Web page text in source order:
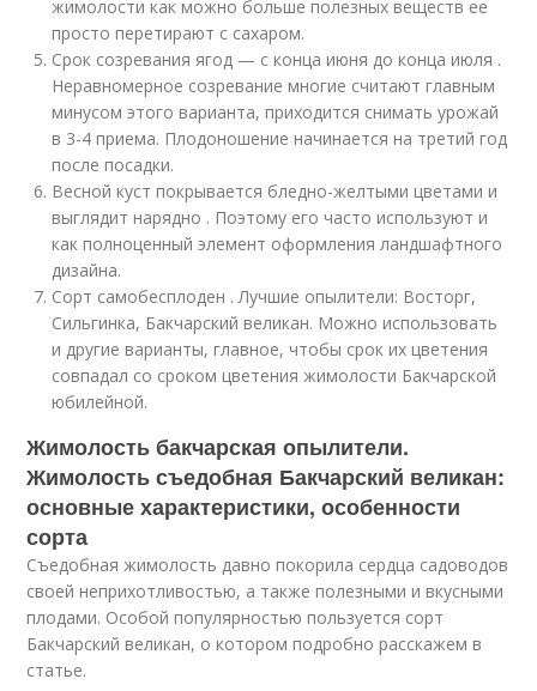
жимолости как можно больше полезных веществ ее
просто перетирают с сахаром.
Срок созревания ягод — с конца июня до конца июля .
Неравномерное созревание многие считают главным
минусом этого варианта, приходится снимать урожай
в 3-4 приема. Плодоношение начинается на третий год
после посадки.
Весной куст покрывается бледно-желтыми цветами и
выглядит нарядно . Поэтому его часто используют и
как полноценный элемент оформления ландшафтного
дизайна.
Сорт самобесплоден . Лучшие опылители: Восторг,
Сильгинка, Бакчарский великан. Можно использовать
и другие варианты, главное, чтобы срок их цветения
совпадал со сроком цветения жимолости Бакчарской
юбилейной.
Жимолость бакчарская опылители.
Жимолость съедобная Бакчарский великан:
основные характеристики, особенности
сорта
Съедобная жимолость давно покорила сердца садоводов
своей неприхотливостью, а также полезными и вкусными
плодами. Особой популярностью пользуется сорт
Бакчарский великан, о котором подробно расскажем в
статье.